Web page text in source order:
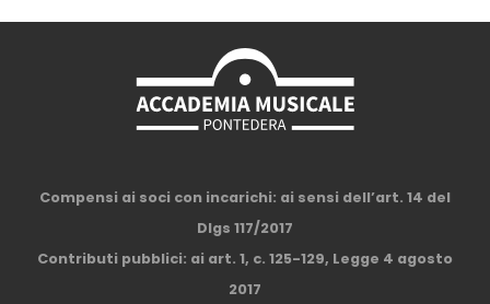
Compensi ai soci con incarichi: ai sensi dell’art. 14 del
Dlgs 117/2017
Contributi pubblici: ai art. 1, c. 125-129, Legge 4 agosto
2017